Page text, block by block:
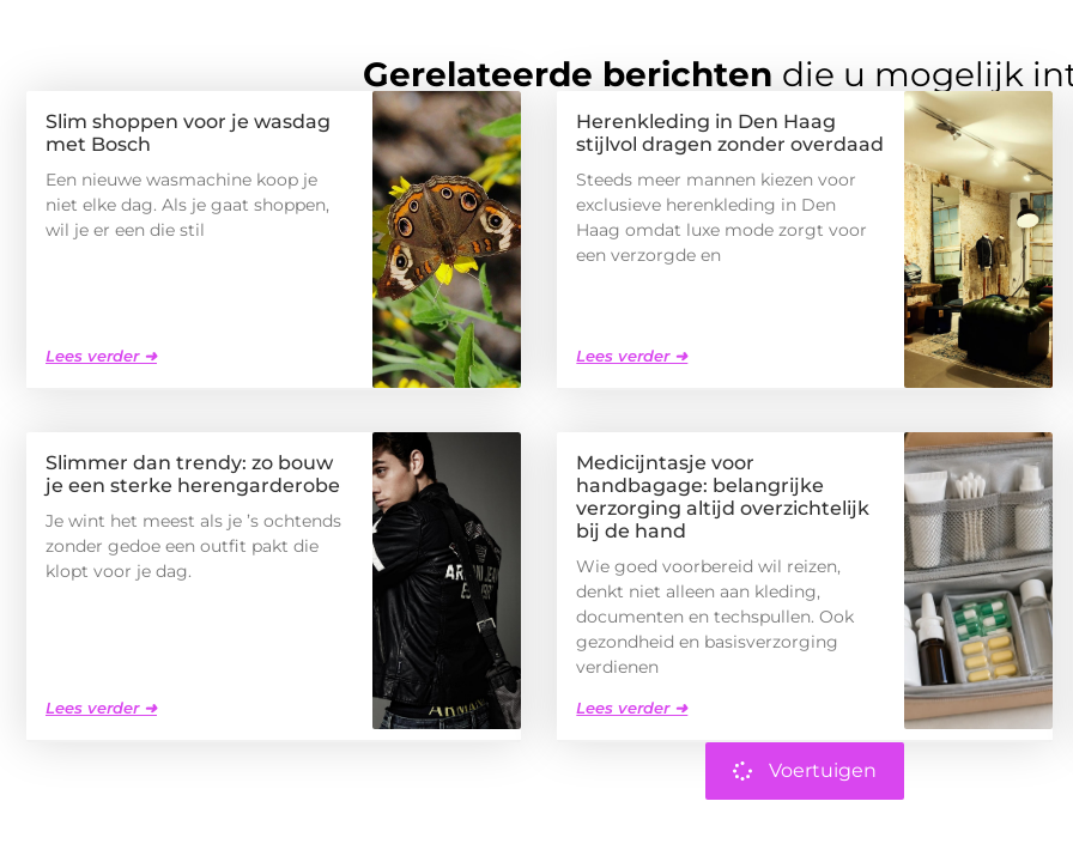
Gerelateerde berichten die u mogelijk
Slim shoppen voor je wasdag
met Bosch
Een nieuwe wasmachine koop je
niet elke dag. Als je gaat shoppen,
wil je er een die stil
Lees verder ➜
Herenkleding in Den Haag
stijlvol dragen zonder overdaad
Steeds meer mannen kiezen voor
exclusieve herenkleding in Den
Haag omdat luxe mode zorgt voor
een verzorgde en
Lees verder ➜
Slimmer dan trendy: zo bouw
je een sterke herengarderobe
Je wint het meest als je ’s ochtends
zonder gedoe een outfit pakt die
klopt voor je dag.
Lees verder ➜
Medicijntasje voor
handbagage: belangrijke
verzorging altijd overzichtelijk
bij de hand
Wie goed voorbereid wil reizen,
denkt niet alleen aan kleding,
documenten en techspullen. Ook
gezondheid en basisverzorging
verdienen
Lees verder ➜
Voertuigen